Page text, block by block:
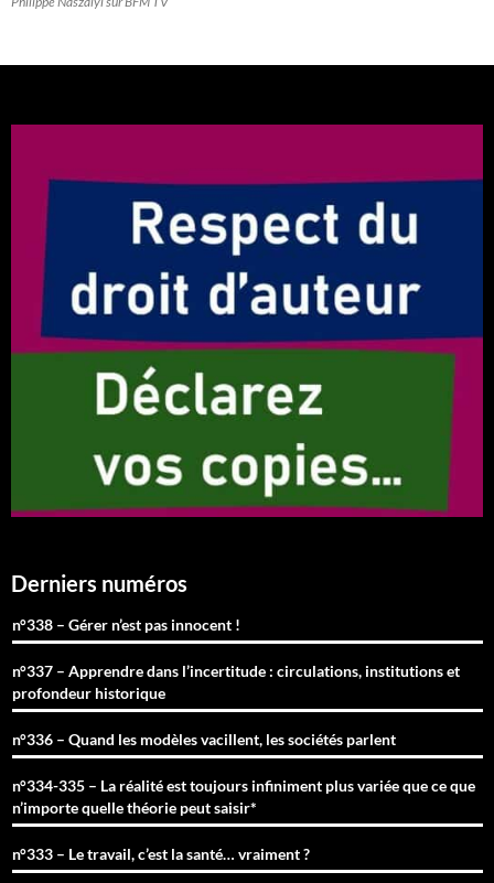
Derniers numéros
n°338 – Gérer n’est pas innocent !
n°337 – Apprendre dans l’incertitude : circulations, institutions et
profondeur historique
n°336 – Quand les modèles vacillent, les sociétés parlent
n°334-335 – La réalité est toujours infiniment plus variée que ce que
n’importe quelle théorie peut saisir*
n°333 – Le travail, c’est la santé… vraiment ?